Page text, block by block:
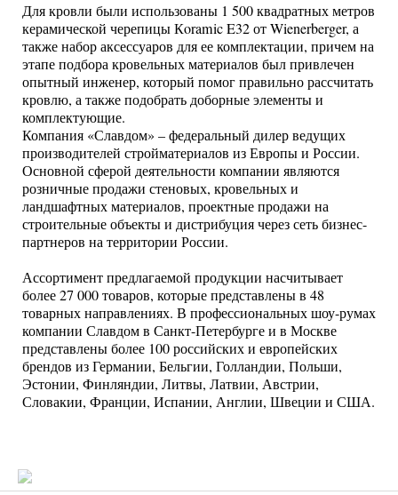
Для кровли были использованы 1 500 квадратных метров
керамической черепицы Кoramic E32 от Wienerberger, а
также набор аксессуаров для ее комплектации, причем на
этапе подбора кровельных материалов был привлечен
опытный инженер, который помог правильно рассчитать
кровлю, а также подобрать доборные элементы и
комплектующие.
Компания «Славдом» – федеральный дилер ведущих
производителей стройматериалов из Европы и России.
Основной сферой деятельности компании являются
розничные продажи стеновых, кровельных и
ландшафтных материалов, проектные продажи на
строительные объекты и дистрибуция через сеть бизнес-
партнеров на территории России.
Ассортимент предлагаемой продукции насчитывает
более 27 000 товаров, которые представлены в 48
товарных направлениях. В профессиональных шоу-румах
компании Славдом в Санкт-Петербурге и в Москве
представлены более 100 российских и европейских
брендов из Германии, Бельгии, Голландии, Польши,
Эстонии, Финляндии, Литвы, Латвии, Австрии,
Словакии, Франции, Испании, Англии, Швеции и США.